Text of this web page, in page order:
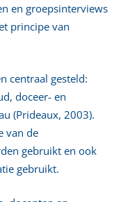
en groepsinterviews
principe van
centraal gesteld:
doceer- en
(Prideaux, 2003).
van de
gebruikt en ook
gebruikt.